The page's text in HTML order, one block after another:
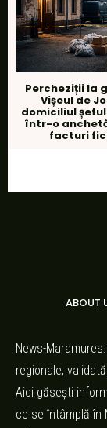
Percheziții la
Vișeul de
domiciliul
într-o
facturi
ABOUT
News-
regionale,
Aici găsești
ce se întâmplă în